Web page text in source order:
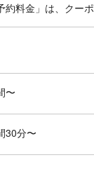
約料金」は、クー
〜
30分〜